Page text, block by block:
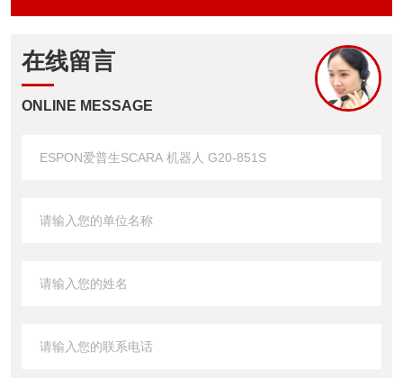
在线留言
ONLINE MESSAGE